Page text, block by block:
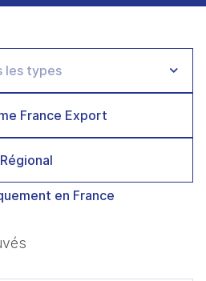
France Export
Régional
en France